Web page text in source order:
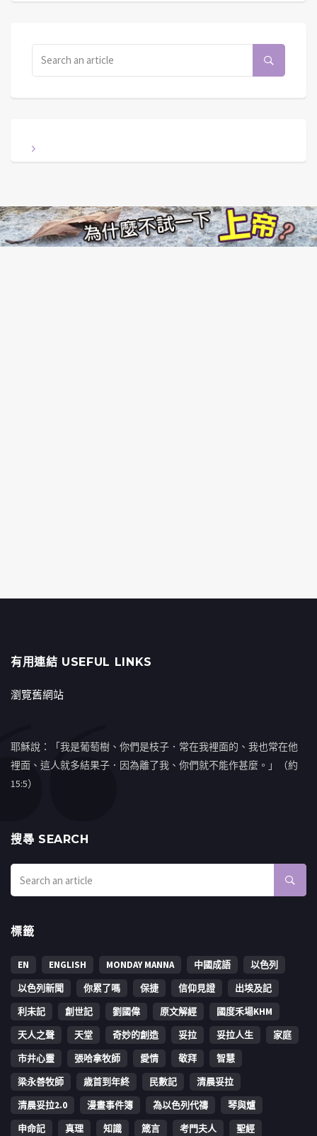
有用連結 USEFUL LINKS
瀏覽舊網站
耶穌說：「我是葡萄樹、你們是枝子．常在我裡面的、我也常在他
裡面、這人就多結果子．因為離了我、你們就不能作甚麼。」（約
15:5）
搜㝷 SEARCH
標籤
EN ENGLISH MONDAY MANNA 中國成語
以色列
以色列新聞
你累了嗎 保捷 信仰見證
出埃及記
利未記
創世記 劉國偉 原文解經
國度禾場KHM
天人之聲
天堂 奇妙的創造 妥拉 妥拉人生
家庭
市井心靈
張哈拿牧師 愛情 敬拜
智慧
梁永善牧師
歳首到年終 民數記
清晨妥拉
清晨妥拉2.0
漫畫事件簿 為以色列代禱
琴與爐
申命記
真理 知識 箴言 考門夫人 聖經